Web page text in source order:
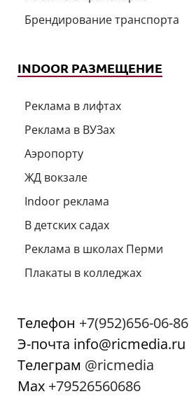
Брендирование транспорта
INDOOR РАЗМЕЩЕНИЕ
Реклама в лифтах
Реклама в ВУЗах
Аэропорту
ЖД вокзале
Indoor реклама
В детских садах
Реклама в школах Перми
Плакаты в колледжах
Телефон +7(952)656-06-86
Э-почта info@ricmedia.ru
Телеграм @ricmedia
Мах +79526560686